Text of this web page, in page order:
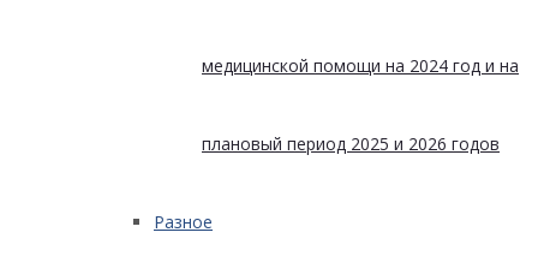
медицинской помощи на 2024 год и на
плановый период 2025 и 2026 годов
Разное